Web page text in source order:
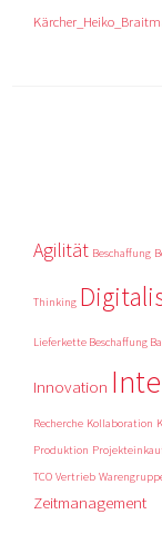
Agilität Beschaffung
Thinking
Lieferkette Beschaffung
Innovation
Recherche Kollaboration
Produktion
TCO Vertrieb
Zeitmanagement